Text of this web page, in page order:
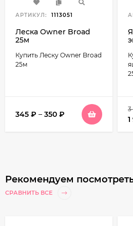
АРТИКУЛ: 1113051
Леска Owner Broad
25м
Купить Леску Owner Broad
25м
345 ₽ – 350 ₽
3
Рекомендуем
СРАВНИТЬ ВСЕ